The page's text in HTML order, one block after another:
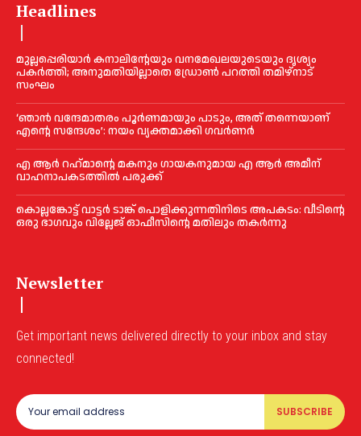
Headlines
മുല്ലപ്പെരിയാര്‍ കനാലിൻ്റേയും വനമേഖലയുടെയും ദൃശ്യം
പകര്‍ത്തി; അനുമതിയില്ലാതെ ഡ്രോണ്‍ പറത്തി തമിഴ്നാട്
സംഘം
‘ഞാൻ വന്ദേമാതരം പൂര്‍ണമായും പാടും, അത് തന്നെയാണ്
എന്റെ സന്ദേശം’: നയം വ്യക്തമാക്കി ഗവര്‍ണര്‍
എ ആര്‍ റഹ്‌മാന്റെ മകനും ഗായകനുമായ എ ആര്‍ അമീന്
വാഹനാപകടത്തില്‍ പരുക്ക്
കൊല്ലങ്കോട്ട് വാട്ടര്‍ ടാങ്ക് പൊളിക്കുന്നതിനിടെ അപകടം: വീടിന്റെ
ഒരു ഭാഗവും വില്ലേജ് ഓഫീസിന്റെ മതിലും തകര്‍ന്നു
Newsletter
Get important news delivered directly to your inbox and stay
connected!
SUBSCRIBE